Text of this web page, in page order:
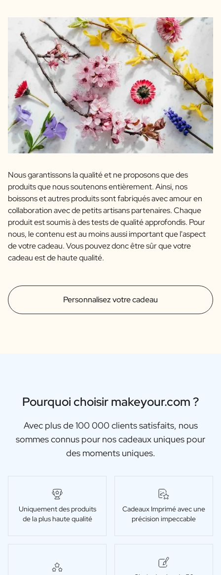
Personnalisez votre cadeau
Nous garantissons la qualité et ne proposons que des
produits que nous soutenons entièrement. Ainsi, nos
boissons et autres produits sont fabriqués avec amour en
collaboration avec de petits artisans partenaires. Chaque
produit est soumis à des tests de qualité approfondis. Pour
nous, le contenu est au moins aussi important que l'aspect
de votre cadeau. Vous pouvez donc être sûr que votre
cadeau est de haute qualité.
Pourquoi choisir makeyour.com ?
Avec plus de 100 000 clients satisfaits, nous
sommes connus pour nos cadeaux uniques pour
des moments uniques.
Uniquement des produits
de la plus haute qualité
Cadeaux Imprimé avec une
précision impeccable